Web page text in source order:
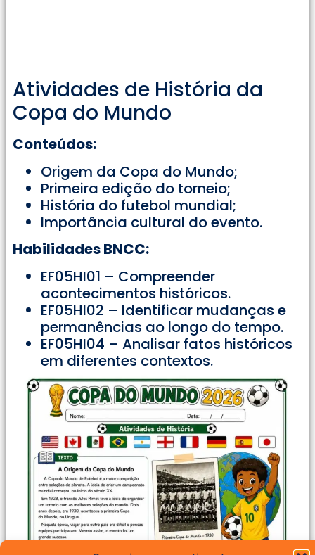
Atividades de História da
Copa do Mundo
Conteúdos:
Origem da Copa do Mundo;
Primeira edição do torneio;
História do futebol mundial;
Importância cultural do evento.
Habilidades BNCC:
EF05HI01 – Compreender
acontecimentos históricos.
EF05HI02 – Identificar mudanças e
permanências ao longo do tempo.
EF05HI04 – Analisar fatos históricos
em diferentes contextos.